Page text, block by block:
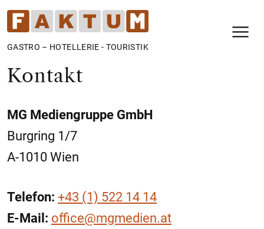
GASTRO – HOTELLERIE - TOURISTIK
Kontakt
MG Mediengruppe GmbH
Burgring 1/7
A-1010 Wien
Telefon: +43 (1) 522 14 14
E-Mail: office@mgmedien.at